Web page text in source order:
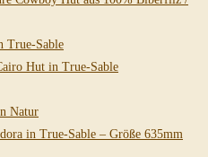
True-Sable
Hut in True-Sable
Natur
in True-Sable – Größe 635mm